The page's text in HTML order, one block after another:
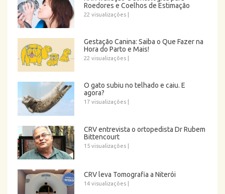
Roedores e Coelhos de Estimação
22 visualizações
Gestação Canina: Saiba o Que Fazer na
Hora do Parto e Mais!
22 visualizações
O gato subiu no telhado e caiu. E
agora?
17 visualizações
CRV entrevista o ortopedista Dr Rubem
Bittencourt
15 visualizações
CRV leva Tomografia a Niterói
14 visualizações